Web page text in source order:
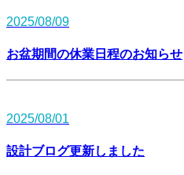
2025/08/09
お盆期間の休業日程のお知らせ
2025/08/01
設計ブログ更新しました